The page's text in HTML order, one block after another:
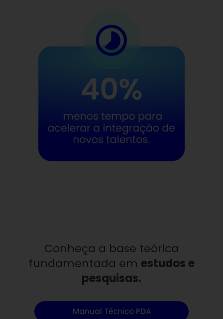
Conheça a base teórica
fundamentada em estudos e
pesquisas.
Manual Técnico PDA